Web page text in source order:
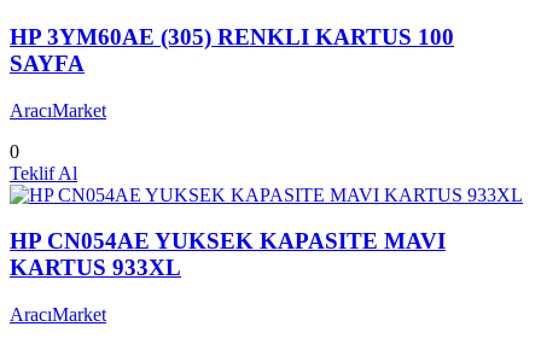
HP 3YM60AE (305) RENKLI KARTUS 100
SAYFA
AracıMarket
0
Teklif Al
HP CN054AE YUKSEK KAPASITE MAVI
KARTUS 933XL
AracıMarket